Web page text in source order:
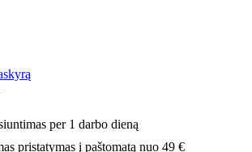
per 1 darbo dieną
pristatymas į paštomatą nuo 49 €